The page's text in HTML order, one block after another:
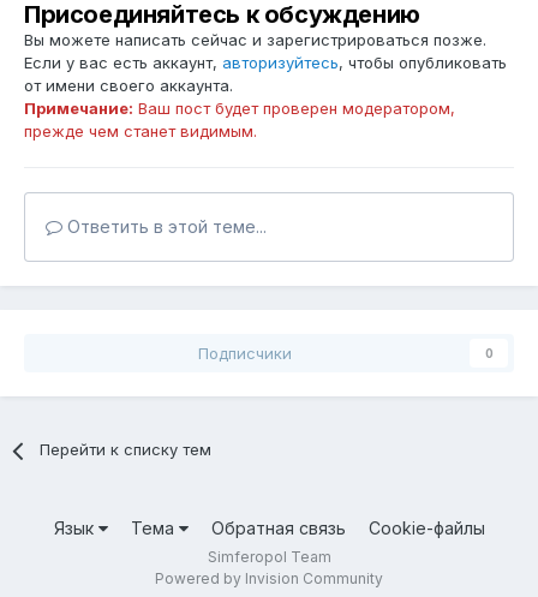
Присоединяйтесь к обсуждению
Вы можете написать сейчас и зарегистрироваться позже.
Если у вас есть аккаунт, авторизуйтесь, чтобы опубликовать
от имени своего аккаунта.
Примечание: Ваш пост будет проверен модератором,
прежде чем станет видимым.
Ответить в этой теме...
Подписчики 0
Перейти к списку тем
Язык Тема Обратная связь Cookie-файлы
Simferopol Team
Powered by Invision Community